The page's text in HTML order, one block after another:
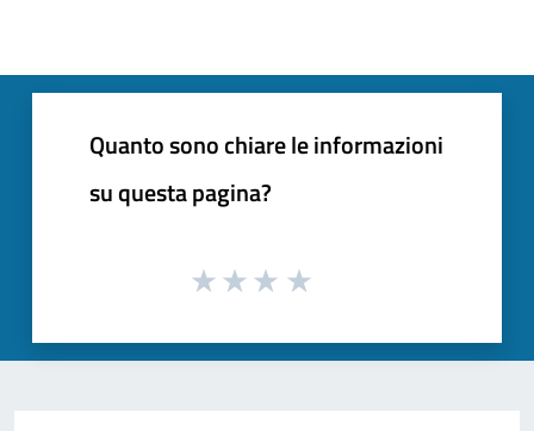
Quanto sono chiare le informazioni
su questa pagina?